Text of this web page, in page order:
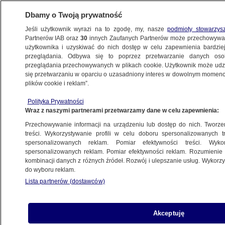
ŚWIAT
po słowach Hegsetha w Normandii
Oprac.Maciej Wacławik
8.06.2026, 12:57
Posłuchaj artykułu
Czyta lektor AI
Dbamy o Twoją prywatność
Jeśli użytkownik wyrazi na to zgodę, my, naszepodmioty
Partnerów IAB oraz30 innych Zaufanych Partnerów może
użytkownika i uzyskiwać do nich dostęp w celu zapewnienia
przeglądania. Odbywa się to poprzez przetwarzanie danych
przeglądania przechowywanych w plikach cookie. Użytkownik może
się przetwarzaniu w oparciu o uzasadniony interes w dowolnym
plików cookie i reklam”.
Polityka Prywatności
Wraz z naszymi partnerami przetwarzamy dane w celu zapewnienia:
Przechowywanie informacji na urządzeniu lub dostęp do nich.
treści. Wykorzystywanie profili w celu doboru spersonalizowanych
spersonalizowanych reklam. Pomiar efektywności treści.
spersonalizowanych reklam. Pomiar efektywności reklam.
kombinacji danych z różnych źródeł. Rozwój i ulepszanie usług.
do wyboru reklam.
Lista partnerów (dostawców)
Akceptuję